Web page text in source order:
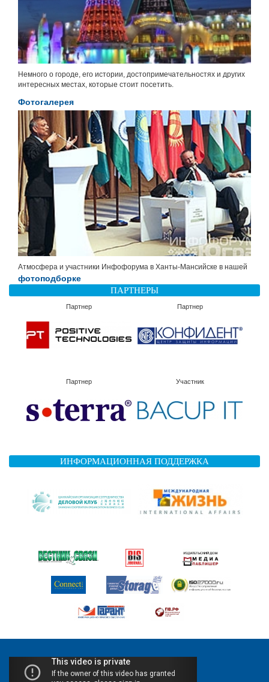
Немного о городе, его истории, достопримечательностях и других
интересных местах, которые стоит посетить.
Фотогалерея
Атмосфера и участники Инфофорума в Ханты-Мансийске в нашей
фотоподборке
ПАРТНЕРЫ
Партнер Партнер
Партнер Участник
ИНФОРМАЦИОННАЯ ПОДДЕРЖКА